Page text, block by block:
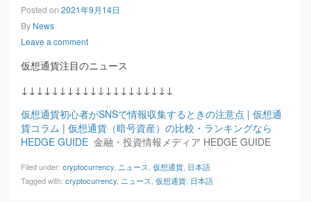
Posted on 2021年9月14日
By News
Leave a comment
仮想通貨注目のニュース
↓↓↓↓↓↓↓↓↓↓↓↓↓↓↓↓↓↓↓↓
仮想通貨初心者がSNSで情報収集するときの注意点 | 仮想通
貨コラム | 仮想通貨（暗号資産）の比較・ランキングなら
HEDGE GUIDE 金融・投資情報メディア HEDGE GUIDE
Filed under: cryptocurrency ニュース 仮想通貨 日本語
Tagged with: cryptocurrency ニュース 仮想通貨 日本語